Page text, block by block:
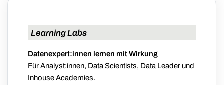
Learning Labs
Datenexpert:innen lernen mit Wirkung
Für Analyst:innen, Data Scientists, Data Leader und
Inhouse Academies.